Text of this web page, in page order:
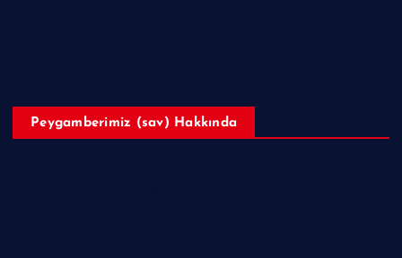
Peygamberimiz (sav) Hakkında